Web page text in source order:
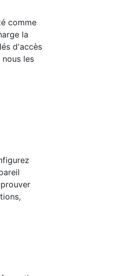
comme
la
d'accès
les